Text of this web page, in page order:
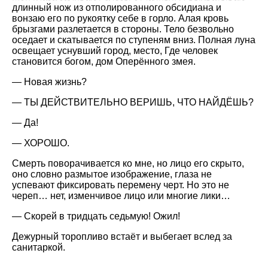
длинный нож из отполированного обсидиана и
вонзаю его по рукоятку себе в горло. Алая кровь
брызгами разлетается в стороны. Тело безвольно
оседает и скатывается по ступеням вниз. Полная луна
освещает уснувший город, место, Где человек
становится богом, дом Оперённого змея.
— Новая жизнь?
— ТЫ ДЕЙСТВИТЕЛЬНО ВЕРИШЬ, ЧТО НАЙДЁШЬ?
— Да!
— ХОРОШО.
Смерть поворачивается ко мне, но лицо его скрыто,
оно словно размытое изображение, глаза не
успевают фиксировать перемену черт. Но это не
череп… нет, изменчивое лицо или многие лики…
— Скорей в тридцать седьмую! Ожил!
Дежурный торопливо встаёт и выбегает вслед за
санитаркой.